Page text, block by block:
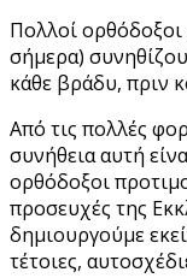
Πολλοί ορθόδοξοι
σήμερα)
κάθε βράδυ, πριν
Από τις πολλές
συνήθεια αυτή
ορθόδοξοι
προσευχές της
δημιουργούμε
τέτοιες,